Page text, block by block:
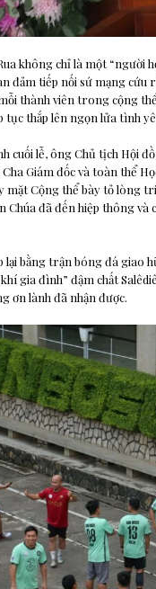
không chỉ là một “người
đảm tiếp nối sứ mạng
thành viên trong cộng
tục thắp lên ngọn lửa tình
cuối lễ, ông Chủ tịch Hội
Giám đốc và toàn thể
mặt Cộng thể bày tỏ lòng
Chúa đã đến hiệp thông và
lại bằng trận bóng đá giao
gia đình” đậm chất
ơn lành đã nhận được.